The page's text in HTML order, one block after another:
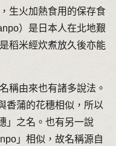
生火加熱食用的保存食
）是日本人在北地艱
稻米經炊煮放久後亦能
稱由來也有諸多說法。
香蒲的花穗相似，所以
」之名。也有另一說
」相似，故名稱源自